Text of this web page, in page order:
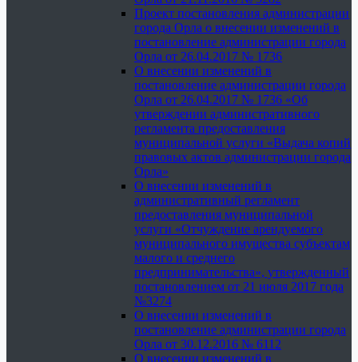
Проект постановления администрации
города Орла о внесении изменений в
постановление администрации города
Орла от 26.04.2017 № 1736
О внесении изменений в
постановление администрации города
Орла от 26.04.2017 № 1736 «Об
утверждении административного
регламента предоставления
муниципальной услуги «Выдача копий
правовых актов администрации города
Орла»
О внесении изменений в
административный регламент
предоставления муниципальной
услуги «Отчуждение арендуемого
муниципального имущества субъектам
малого и среднего
предпринимательства», утвержденный
постановлением от 21 июля 2017 года
№3274
О внесении изменений в
постановление администрации города
Орла от 30.12.2016 № 6112
О внесении изменений в